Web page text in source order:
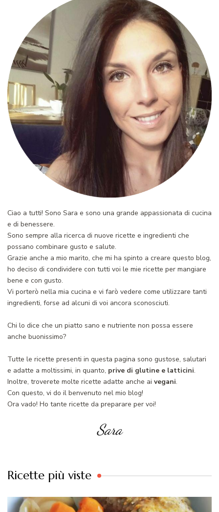
Ciao a tutti! Sono Sara e sono una grande appassionata di cucina
e di benessere.
Sono sempre alla ricerca di nuove ricette e ingredienti che
possano combinare gusto e salute.
Grazie anche a mio marito, che mi ha spinto a creare questo blog,
ho deciso di condividere con tutti voi le mie ricette per mangiare
bene e con gusto.
Vi porterò nella mia cucina e vi farò vedere come utilizzare tanti
ingredienti, forse ad alcuni di voi ancora sconosciuti.
Chi lo dice che un piatto sano e nutriente non possa essere
anche buonissimo?
Tutte le ricette presenti in questa pagina sono gustose, salutari
e adatte a moltissimi, in quanto, prive di glutine e latticini.
Inoltre, troverete molte ricette adatte anche ai vegani.
Con questo, vi do il benvenuto nel mio blog!
Ora vado! Ho tante ricette da preparare per voi!
Sara
Ricette più viste